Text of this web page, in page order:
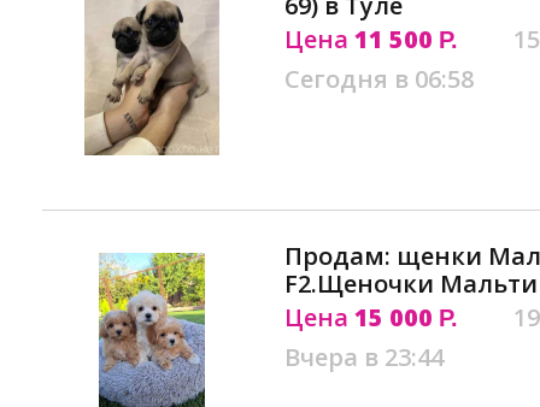
Цена 11 500 Р.
Сегодня в 06:58
Продам: щенки
F2.Щеночки
Цена 15 000 Р.
Вчера в 23:44